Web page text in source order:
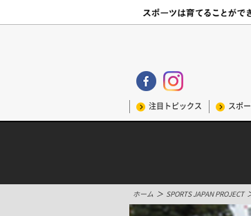
注目トピックス スポ
ホーム ＞ SPORTS JAPAN PROJECT